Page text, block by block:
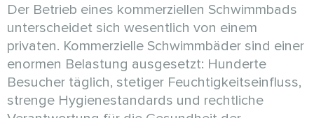
Der Betrieb eines kommerziellen Schwimmbads
unterscheidet sich wesentlich von einem
privaten. Kommerzielle Schwimmbäder sind einer
enormen Belastung ausgesetzt: Hunderte
Besucher täglich, stetiger Feuchtigkeitseinfluss,
strenge Hygienestandards und rechtliche